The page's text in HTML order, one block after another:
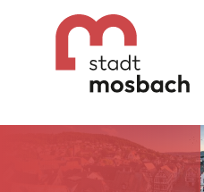
Gehe zum
Gehe zum Inhalt